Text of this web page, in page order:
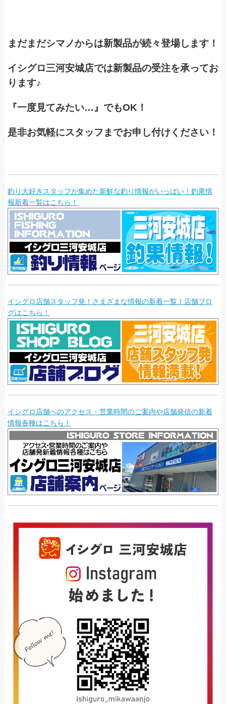
まだまだシマノからは新製品が続々登場します！
イシグロ三河安城店では新製品の受注を承ってお
ります♪
『一度見てみたい…』でもOK！
是非お気軽にスタッフまでお申し付けください！
釣り大好きスタッフが集めた新鮮な釣り情報がいっぱい！釣果情
報新着一覧はこちら！
イシグロ店舗スタッフ発！さまざまな情報の新着一覧！店舗ブロ
グはこちら！
イシグロ店舗へのアクセス・営業時間のご案内や店舗発信の新着
情報各種はこちら！